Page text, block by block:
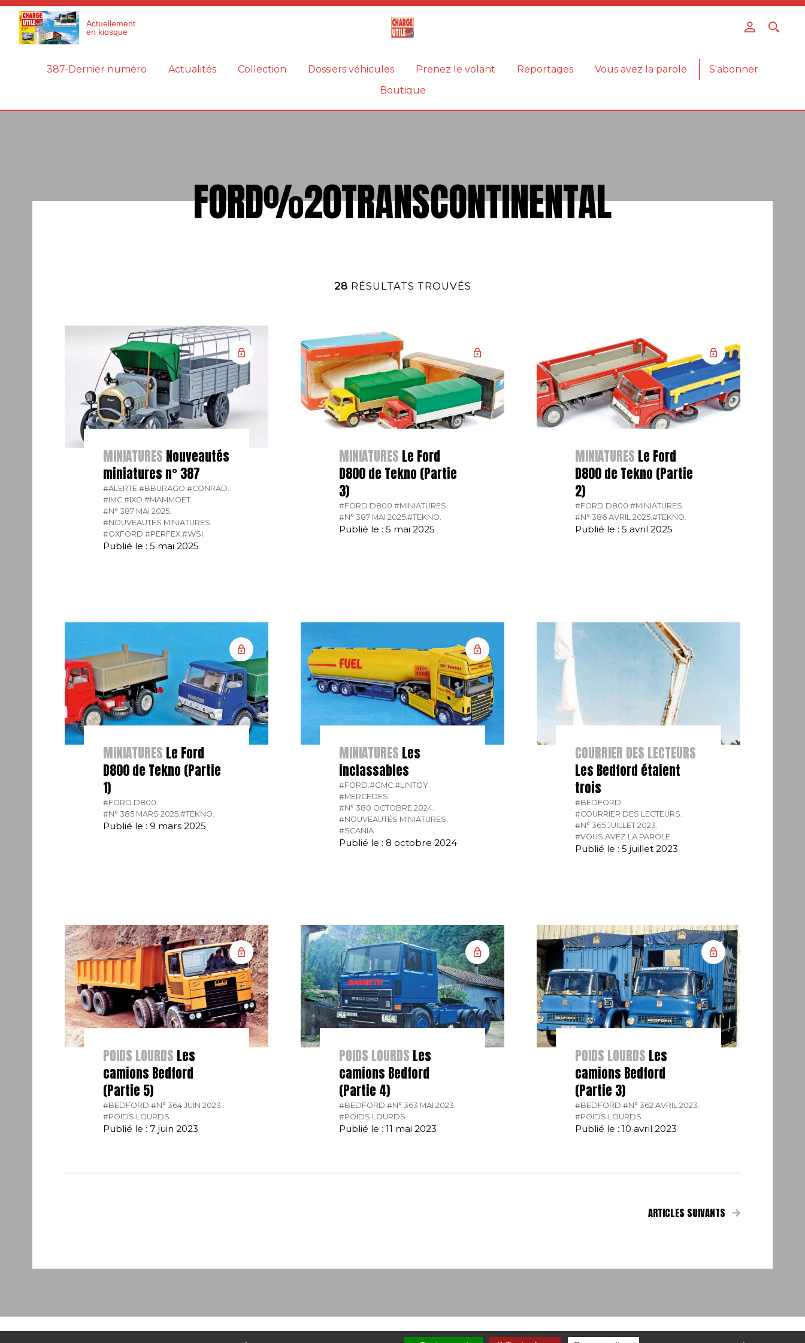
Actuellement
en kiosque
387-Dernier numéro Actualités Collection Dossiers véhicules Prenez le volant Reportages Vous avez la parole
S'abonner
Boutique
FORD%20TRANSCONTINENTAL
28 RÉSULTATS TROUVÉS
MINIATURES Nouveautés
miniatures n° 387
#ALERTE.#BBURAGO.#CONRAD.
#IMC.#IXO.#MAMMOET.
#N° 387 MAI 2025.
#NOUVEAUTÉS MINIATURES.
#OXFORD.#PERFEX.#WSI.
Publié le : 5 mai 2025
MINIATURES Le Ford
D800 de Tekno (Partie
3)
#FORD D800.#MINIATURES.
#N° 387 MAI 2025.#TEKNO.
Publié le : 5 mai 2025
MINIATURES Le Ford
D800 de Tekno (Partie
2)
#FORD D800.#MINIATURES.
#N° 386 AVRIL 2025.#TEKNO.
Publié le : 5 avril 2025
MINIATURES Le Ford
D800 de Tekno (Partie
1)
#FORD D800.
#N° 385 MARS 2025.#TEKNO.
Publié le : 9 mars 2025
MINIATURES Les
inclassables
#FORD.#GMC.#LINTOY.
#MERCEDES.
#N° 380 OCTOBRE 2024.
#NOUVEAUTÉS MINIATURES.
#SCANIA.
Publié le : 8 octobre 2024
COURRIER DES LECTEURS
Les Bedford étaient
trois
#BEDFORD.
#COURRIER DES LECTEURS.
#N° 365 JUILLET 2023.
#VOUS AVEZ LA PAROLE.
Publié le : 5 juillet 2023
POIDS LOURDS Les
camions Bedford
(Partie 5)
#BEDFORD.#N° 364 JUIN 2023.
#POIDS LOURDS.
Publié le : 7 juin 2023
POIDS LOURDS Les
camions Bedford
(Partie 4)
#BEDFORD.#N° 363 MAI 2023.
#POIDS LOURDS.
Publié le : 11 mai 2023
POIDS LOURDS Les
camions Bedford
(Partie 3)
#BEDFORD.#N° 362 AVRIL 2023.
#POIDS LOURDS.
Publié le : 10 avril 2023
ARTICLES SUIVANTS
Panneau de gestion des cookies